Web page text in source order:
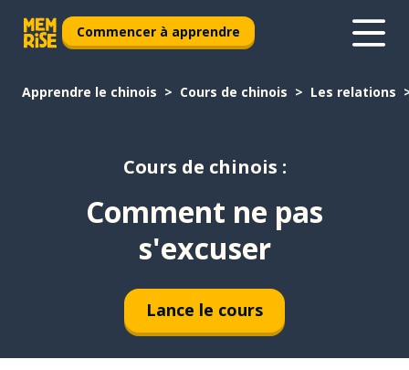
Commencer à apprendre
Apprendre le chinois Cours de chinois Les relations
Cours de chinois :
Comment ne pas
s'excuser
Lance le cours